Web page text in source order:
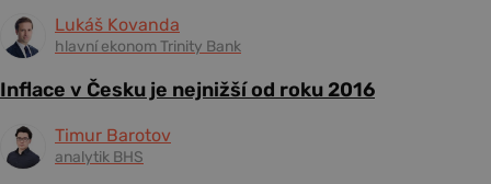
Lukáš Kovanda
hlavní ekonom Trinity Bank
Inflace v Česku je nejnižší od roku 2016
Timur Barotov
analytik BHS